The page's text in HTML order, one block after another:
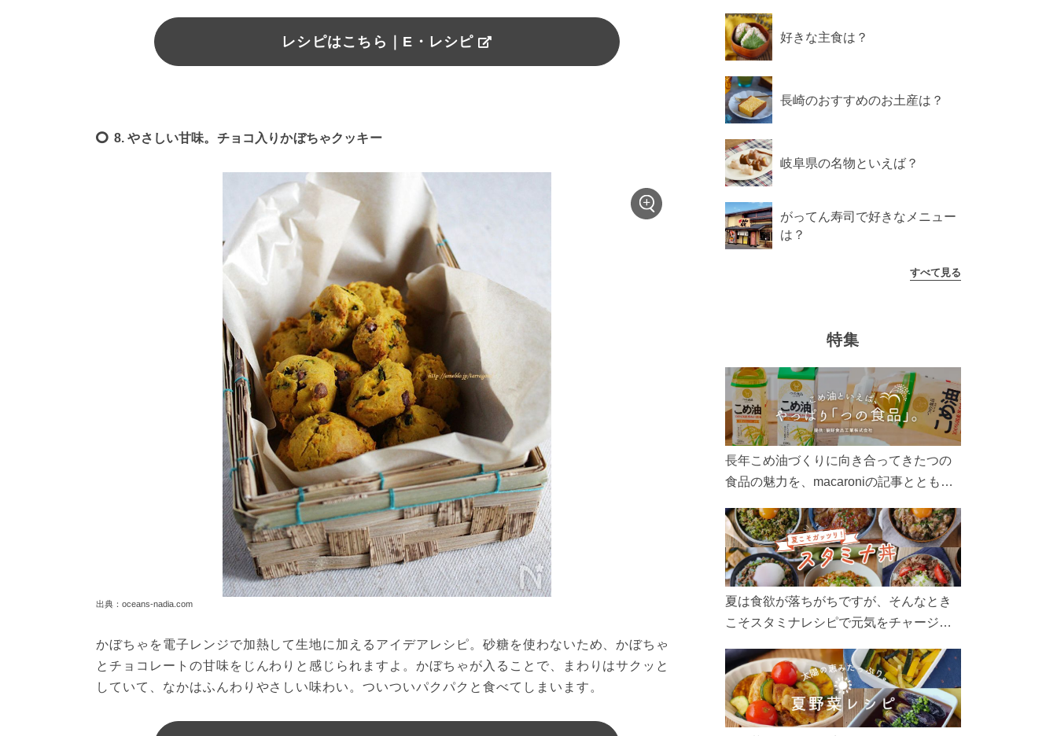
レシピはこちら｜E・レシピ
8. やさしい甘味。チョコ入りかぼちゃクッキー
出典：oceans-nadia.com
かぼちゃを電子レンジで加熱して生地に加えるアイデアレシピ。砂糖を使わないため、かぼちゃ
とチョコレートの甘味をじんわりと感じられますよ。かぼちゃが入ることで、まわりはサクッと
していて、なかはふんわりやさしい味わい。ついついパクパクと食べてしまいます。
好きな主食は？
長崎のおすすめのお土産は？
岐阜県の名物といえば？
がってん寿司で好きなメニュー
は？
すべて見る
特集
長年こめ油づくりに向き合ってきたつの
食品の魅力を、macaroniの記事とともに
ん、製造現場や品質へのこだわりまで。
こめ油をもっと好きになるコンテンツを
ぜひお楽しみください。
夏は食欲が落ちがちですが、そんなとき
こそスタミナレシピで元気をチャージ！
リ食べて、夏バテを吹き飛ばしましょ
う！